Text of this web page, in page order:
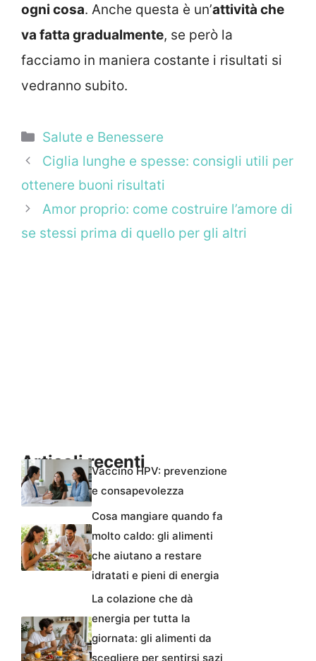
ogni cosa. Anche questa è un’attività che
va fatta gradualmente, se però la
facciamo in maniera costante i risultati si
vedranno subito.
Categorie
Salute e Benessere
Ciglia lunghe e spesse: consigli utili per
ottenere buoni risultati
Amor proprio: come costruire l’amore di
se stessi prima di quello per gli altri
Articoli recentiVaccino HPV: prevenzione
e consapevolezza
Cosa mangiare quando fa
molto caldo: gli alimenti
che aiutano a restare
idratati e pieni di energia
La colazione che dà
energia per tutta la
giornata: gli alimenti da
scegliere per sentirsi sazi